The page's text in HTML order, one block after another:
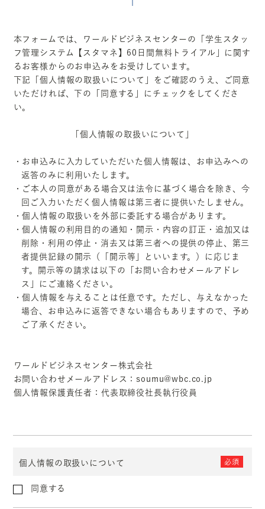
本フォームでは、ワールドビジネスセンターの「学生スタッ
フ管理システム【スタマネ】60日間無料トライアル」に関す
るお客様からのお申込みをお受けしています。
下記「個人情報の取扱いについて」をご確認のうえ、ご同意
いただければ、下の「同意する」にチェックをしてくださ
い。
「個人情報の取扱いについて」
・お申込みに入力していただいた個人情報は、お申込みへの
返答のみに利用いたします。
・ご本人の同意がある場合又は法令に基づく場合を除き、今
回ご入力いただく個人情報は第三者に提供いたしません。
・個人情報の取扱いを外部に委託する場合があります。
・個人情報の利用目的の通知・開示・内容の訂正・追加又は
削除・利用の停止・消去又は第三者への提供の停止、第三
者提供記録の開示（「開示等」といいます。）に応じま
す。開示等の請求は以下の「お問い合わせメールアドレ
ス」にご連絡ください。
・個人情報を与えることは任意です。ただし、与えなかった
場合、お申込みに返答できない場合もありますので、予め
ご了承ください。
ワールドビジネスセンター株式会社
お問い合わせメールアドレス：soumu@wbc.co.jp
個人情報保護責任者：代表取締役社長執行役員
個人情報の取扱いについて 必須
同意する